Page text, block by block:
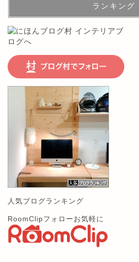
ランキング
人気ブログランキング
RoomClipフォローお気軽に